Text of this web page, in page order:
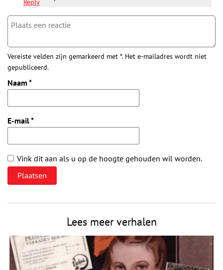
Reply
Vereiste velden zijn gemarkeerd met *. Het e-mailadres wordt niet
gepubliceerd.
Naam *
E-mail*
Vink dit aan als u op de hoogte gehouden wil worden.
Lees meer verhalen